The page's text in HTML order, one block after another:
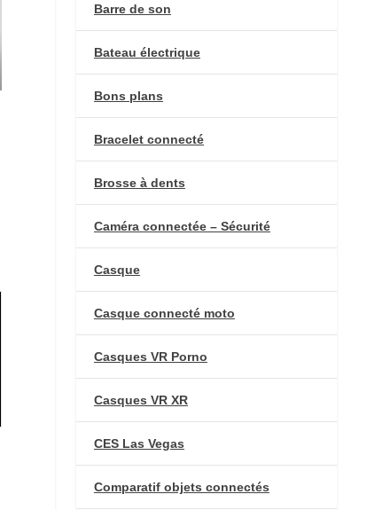
Barre de son
Bateau électrique
Bons plans
Bracelet connecté
Brosse à dents
Caméra connectée – Sécurité
Casque
Casque connecté moto
Casques VR Porno
Casques VR XR
CES Las Vegas
Comparatif objets connectés